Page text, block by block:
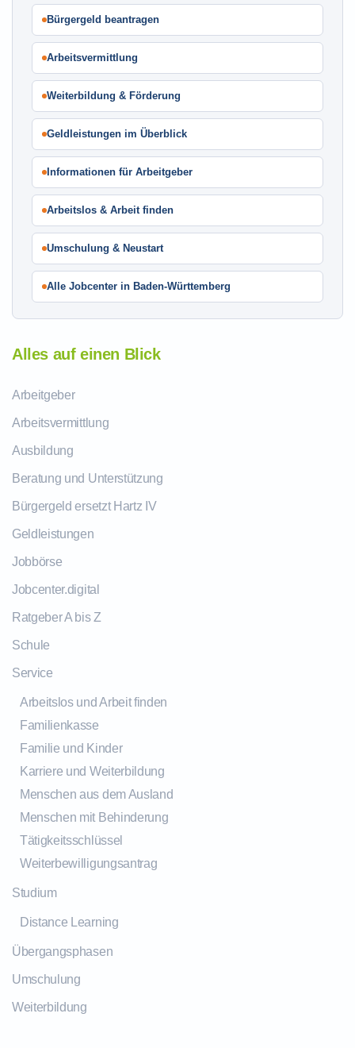
Bürgergeld beantragen
Arbeitsvermittlung
Weiterbildung & Förderung
Geldleistungen im Überblick
Informationen für Arbeitgeber
Arbeitslos & Arbeit finden
Umschulung & Neustart
Alle Jobcenter in Baden-Württemberg
Alles auf einen Blick
Arbeitgeber
Arbeitsvermittlung
Ausbildung
Beratung und Unterstützung
Bürgergeld ersetzt Hartz IV
Geldleistungen
Jobbörse
Jobcenter.digital
Ratgeber A bis Z
Schule
Service
Arbeitslos und Arbeit finden
Familienkasse
Familie und Kinder
Karriere und Weiterbildung
Menschen aus dem Ausland
Menschen mit Behinderung
Tätigkeitsschlüssel
Weiterbewilligungsantrag
Studium
Distance Learning
Übergangsphasen
Umschulung
Weiterbildung